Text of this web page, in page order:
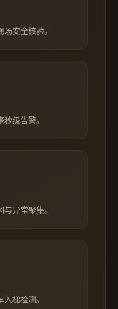
安全核验。
级告警。
异常聚集。
梯检测。